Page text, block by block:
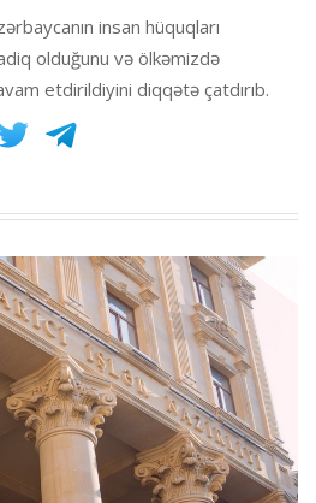
insan hüquqları
olduğunu və ölkəmizdə
etdirildiyini diqqətə çatdırıb.